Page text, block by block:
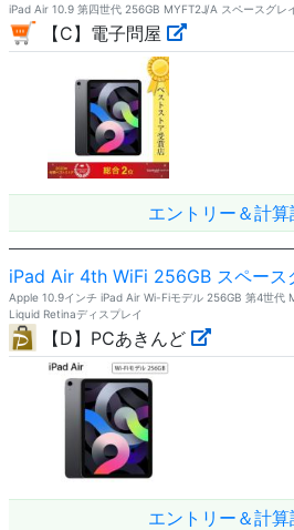
iPad Air 10.9 第四世代 256GB MYFT2J/A スペースグ
【C】電子問屋
エントリー＆計算
iPad Air 4th WiFi 256GB スペース
Apple 10.9インチ iPad Air Wi-Fiモデル 256GB 第4世代
Liquid Retinaディスプレイ
【D】PCあきんど
エントリー＆計算